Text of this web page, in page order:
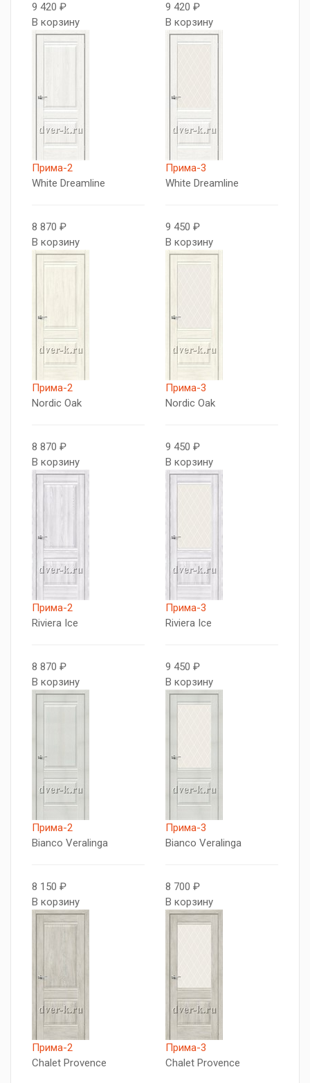
9 420 ₽
В корзину
9 420 ₽
В корзину
Прима-2
White Dreamline
8 870 ₽
В корзину
Прима-3
White Dreamline
9 450 ₽
В корзину
Прима-2
Nordic Oak
8 870 ₽
В корзину
Прима-3
Nordic Oak
9 450 ₽
В корзину
Прима-2
Riviera Ice
8 870 ₽
В корзину
Прима-3
Riviera Ice
9 450 ₽
В корзину
Прима-2
Bianco Veralinga
8 150 ₽
В корзину
Прима-3
Bianco Veralinga
8 700 ₽
В корзину
Прима-2
Chalet Provence
Прима-3
Chalet Provence